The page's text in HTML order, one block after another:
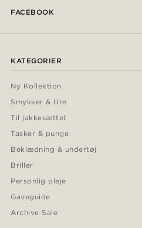
FACEBOOK
KATEGORIER
Ny Kollektion
Smykker & Ure
Til jakkesættet
Tasker & punge
Beklædning & undertøj
Briller
Personlig pleje
Gaveguide
Archive Sale